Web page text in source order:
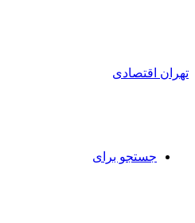
تهران اقتصادی
جستجو برای